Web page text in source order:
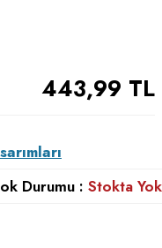
443,99 TL
Durumu : Stokta Yok